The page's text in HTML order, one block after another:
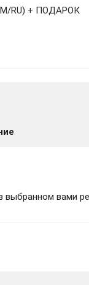
RU) + ПОДАРОК
24/7
вами